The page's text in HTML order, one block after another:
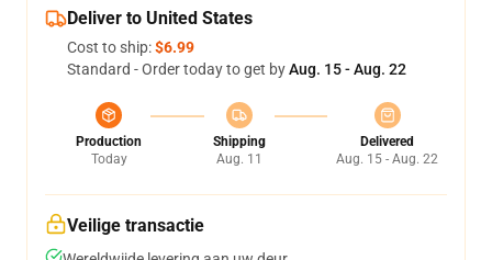
Deliver to United States
Cost to ship:$6.99
Standard - Order today to get byAug. 15 - Aug. 22
Production
Today
Shipping
Aug. 11
Delivered
Aug. 15 - Aug. 22
Veilige transactie